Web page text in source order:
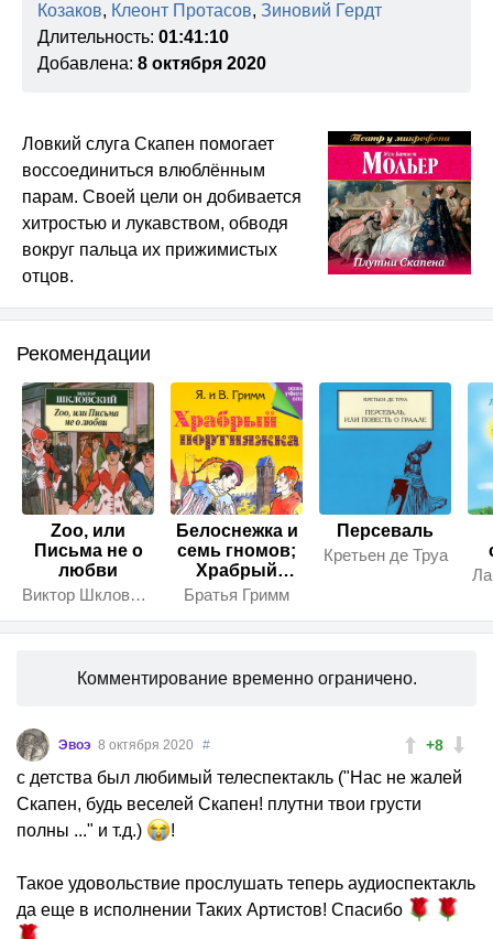
Козаков, Клеонт Протасов, Зиновий Гердт
Длительность: 01:41:10
Добавлена: 8 октября 2020
Ловкий слуга Скапен помогает
воссоединиться влюблённым
парам. Своей цели он добивается
хитростью и лукавством, обводя
вокруг пальца их прижимистых
отцов.
Рекомендации
Zoo, или
Письма не о
любви
Виктор Шкловский
Белоснежка и
семь гномов;
Храбрый
портняжка
Братья Гримм
Персеваль
Кретьен де Труа
Комментирование временно ограничено.
+8
Эвоэ 8 октября 2020 #
с детства был любимый телеспектакль ("Нас не жалей
Скапен, будь веселей Скапен! плутни твои грусти
полны ..." и т.д.)
!
Такое удовольствие прослушать теперь аудиоспектакль
да еще в исполнении Таких Артистов! Спасибо